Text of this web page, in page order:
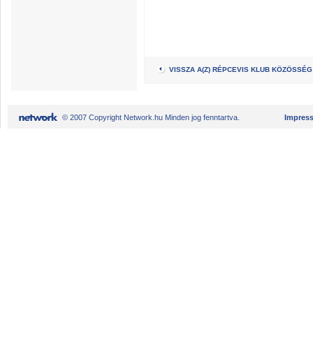
VISSZA A(Z) RÉPCEVIS KLUB
© 2007 Copyright Network.hu Minden jog fenntartva.